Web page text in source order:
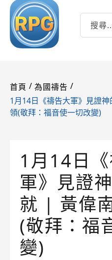
首頁 / 為國禱告 /
1月14日《禱告大軍》見證
領(敬拜：福音使一切改變)
1月14日
軍》見證
就 | 黃偉
(敬拜：福
變)